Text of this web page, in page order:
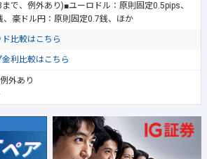
で、例外あり)■ユーロドル：原則固定0.5pips、
、豪ドル円：原則固定0.7銭、ほか
比較はこちら
利比較はこちら
外あり